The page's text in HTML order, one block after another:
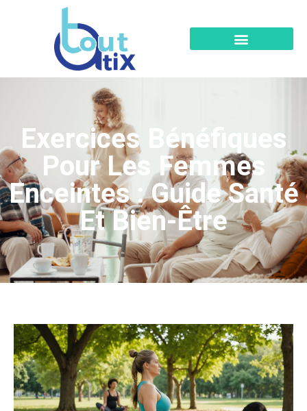
Exercices Bénéfiques
Pour Les Femmes
Enceintes : Guide Santé
Et Bien-Être